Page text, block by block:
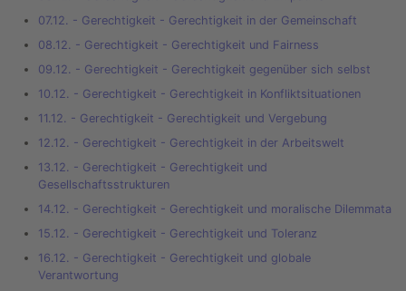
07.12. - Gerechtigkeit - Gerechtigkeit in der Gemeinschaft
08.12. - Gerechtigkeit - Gerechtigkeit und Fairness
09.12. - Gerechtigkeit - Gerechtigkeit gegenüber sich selbst
10.12. - Gerechtigkeit - Gerechtigkeit in Konfliktsituationen
11.12. - Gerechtigkeit - Gerechtigkeit und Vergebung
12.12. - Gerechtigkeit - Gerechtigkeit in der Arbeitswelt
13.12. - Gerechtigkeit - Gerechtigkeit und
Gesellschaftsstrukturen
14.12. - Gerechtigkeit - Gerechtigkeit und moralische Dilemmata
15.12. - Gerechtigkeit - Gerechtigkeit und Toleranz
16.12. - Gerechtigkeit - Gerechtigkeit und globale
Verantwortung